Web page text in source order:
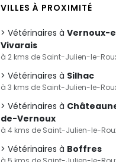
VILLES À PROXIMITÉ
Vétérinaires à Vernoux-
Vivarais
à 2 kms de Saint-Julien-le-
Vétérinaires à Silhac
à 3 kms de Saint-Julien-le-
Vétérinaires à
de-Vernoux
à 4 kms de Saint-Julien-le-
Vétérinaires à Boffres